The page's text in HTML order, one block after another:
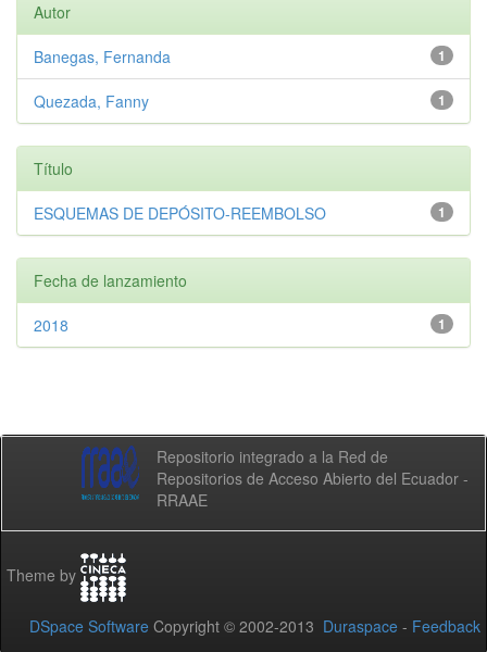
Autor
1
Banegas, Fernanda
1
Quezada, Fanny
Título
1
ESQUEMAS DE DEPÓSITO-REEMBOLSO
Fecha de lanzamiento
1
2018
Repositorio integrado a la Red de
Repositorios de Acceso Abierto del Ecuador -
RRAAE
Theme by
DSpace Software Copyright © 2002-2013 Duraspace - Feedback